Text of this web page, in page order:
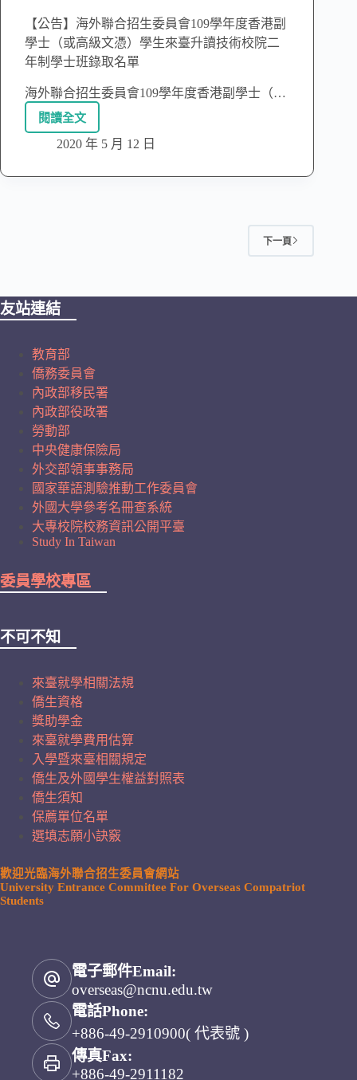
【公告】海外聯合招生委員會109學年度香港副
學士（或高級文憑）學生來臺升讀技術校院二
年制學士班錄取名單
海外聯合招生委員會109學年度香港副學士（…
閱讀全文
2020 年 5 月 12 日
下一頁
友站連結
教育部
僑務委員會
內政部移民署
內政部役政署
勞動部
中央健康保險局
外交部領事事務局
國家華語測驗推動工作委員會
外國大學參考名冊查系統
大專校院校務資訊公開平臺
Study In Taiwan
委員學校專區
不可不知
來臺就學相關法規
僑生資格
獎助學金
來臺就學費用估算
入學暨來臺相關規定
僑生及外國學生權益對照表
僑生須知
保薦單位名單
選填志願小訣竅
歡迎光臨海外聯合招生委員會網站
University Entrance Committee For Overseas Compatriot
Students
電子郵件Email:
overseas@ncnu.edu.tw
電話Phone:
+886-49-2910900( 代表號 )
傳真Fax:
+886-49-2911182